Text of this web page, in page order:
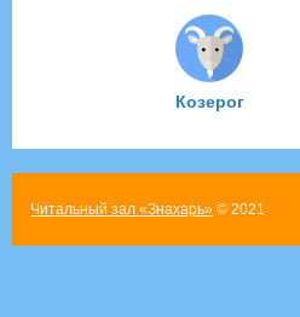
Козерог
Читальный зал «Знахарь»© 2021